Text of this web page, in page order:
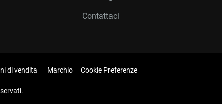
Contattaci
di vendita Marchio Cookie Preferenze